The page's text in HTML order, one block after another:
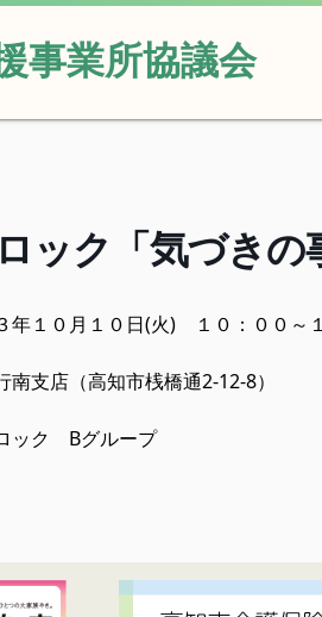
事業所協議会
ック「気づきの
年１０月１０日(火) １０：００～
南支店（高知市桟橋通2-12-8）
ック Bグループ